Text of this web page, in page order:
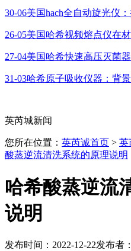
30-06美国hach全自动旋光仪
26-05美国哈希视频熔点仪在
27-04美国哈希快速高压灭菌
31-03哈希原子吸收仪器：背
英芮城新闻
您所在位置： 英芮诚首页 > 英
酸蒸逆流清洗系统的原理说明
哈希酸蒸逆流
说明
发布时间：2022-12-22发布者